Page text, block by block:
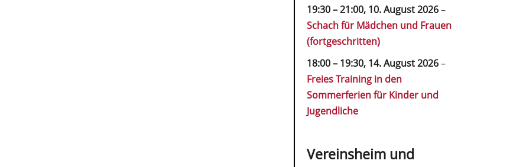
19:30–21:00, 10. August 2026–
Schach für Mädchen und Frauen
(fortgeschritten)
18:00– 19:30, 14. August 2026–
Freies Training in den
Sommerferien für Kinder und
Jugendliche
Vereinsheim und